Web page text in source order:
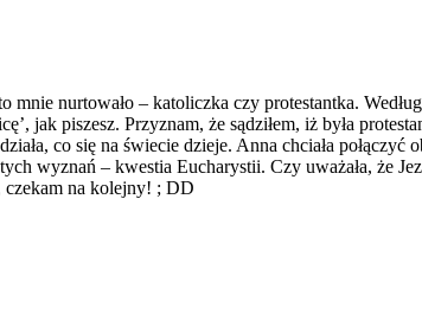
mnie nurtowało – katoliczka czy protestantka.
jak piszesz. Przyznam, że sądziłem, iż była
co się na świecie dzieje. Anna chciała
wyznań – kwestia Eucharystii. Czy uważała, że
czekam na kolejny! ; DD